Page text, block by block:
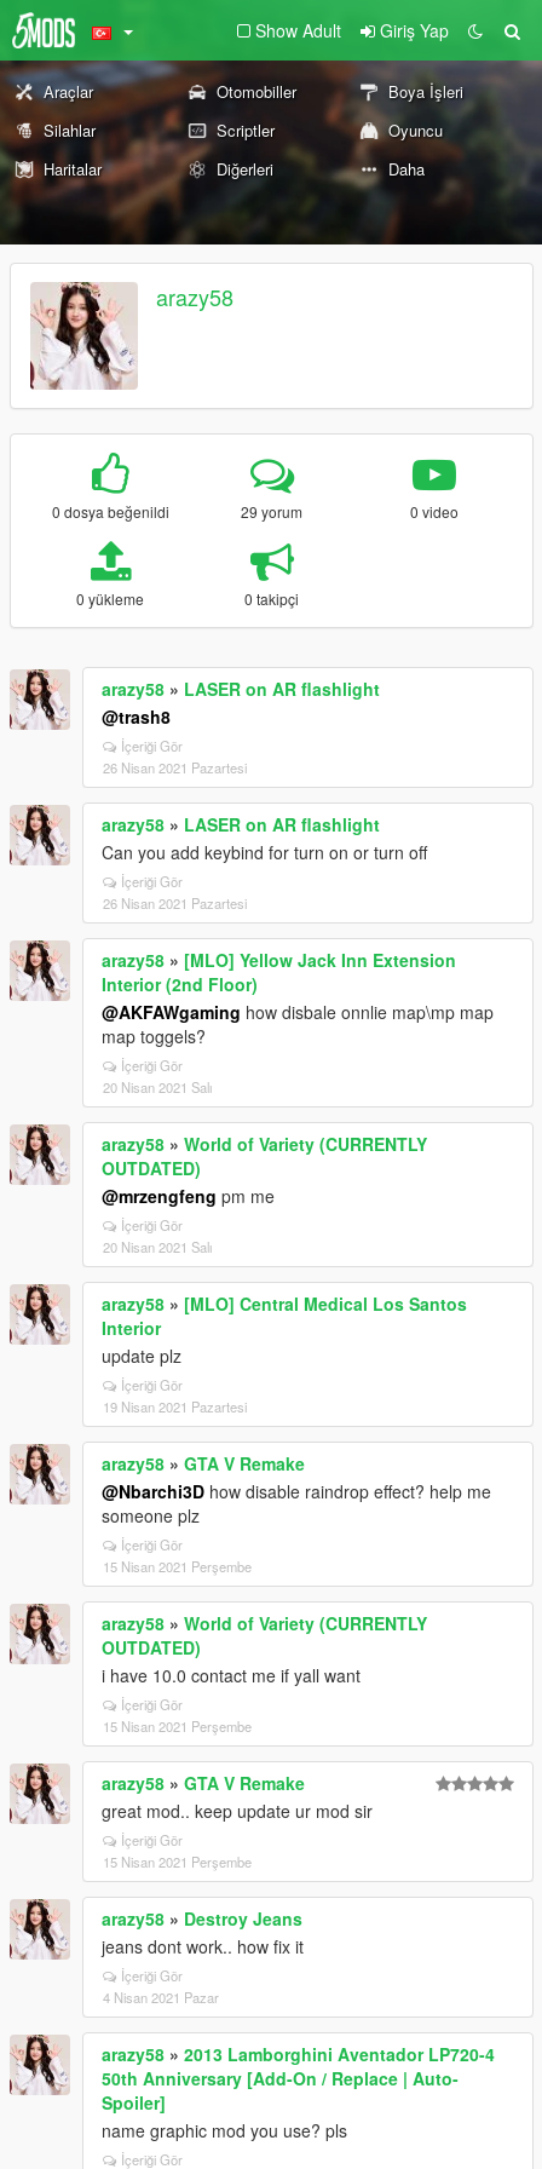
Show Adult Giriş Yap
Araçlar Otomobiller
Boya İşleri
Silahlar
Scriptler
Oyuncu
Haritalar
Diğerleri Daha
arazy58
0 dosya beğenildi 29 yorum 0 video
0 yükleme 0 takipçi
arazy58 » LASER on AR flashlight
@trash8
İçeriği Gör
26 Nisan 2021 Pazartesi
arazy58 » LASER on AR flashlight
Can you add keybind for turn on or turn off
İçeriği Gör
26 Nisan 2021 Pazartesi
arazy58 » [MLO] Yellow Jack Inn Extension
Interior (2nd Floor)
@AKFAWgaming how disbale onnlie map\mp map
map toggels?
İçeriği Gör
20 Nisan 2021 Salı
arazy58 » World of Variety (CURRENTLY
OUTDATED)
@mrzengfeng pm me
İçeriği Gör
20 Nisan 2021 Salı
arazy58 » [MLO] Central Medical Los Santos
Interior
update plz
İçeriği Gör
19 Nisan 2021 Pazartesi
arazy58 » GTA V Remake
@Nbarchi3D how disable raindrop effect? help me
someone plz
İçeriği Gör
15 Nisan 2021 Perşembe
arazy58 » World of Variety (CURRENTLY
OUTDATED)
i have 10.0 contact me if yall want
İçeriği Gör
15 Nisan 2021 Perşembe
arazy58 » GTA V Remake
great mod.. keep update ur mod sir
İçeriği Gör
15 Nisan 2021 Perşembe
arazy58 » Destroy Jeans
jeans dont work.. how fix it
İçeriği Gör
4 Nisan 2021 Pazar
arazy58 » 2013 Lamborghini Aventador LP720-4
50th Anniversary [Add-On / Replace | Auto-
Spoiler]
name graphic mod you use? pls
İçeriği Gör